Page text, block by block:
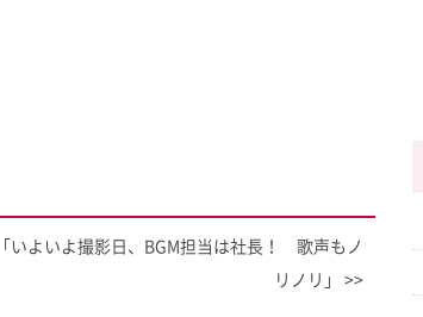
「いよいよ撮影日、BGM担当は社長！ 歌声もノ
リノリ」 >>